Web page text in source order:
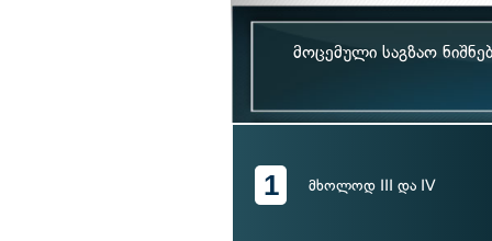
მოცემული საგზაო
1 მხოლოდ III და IV